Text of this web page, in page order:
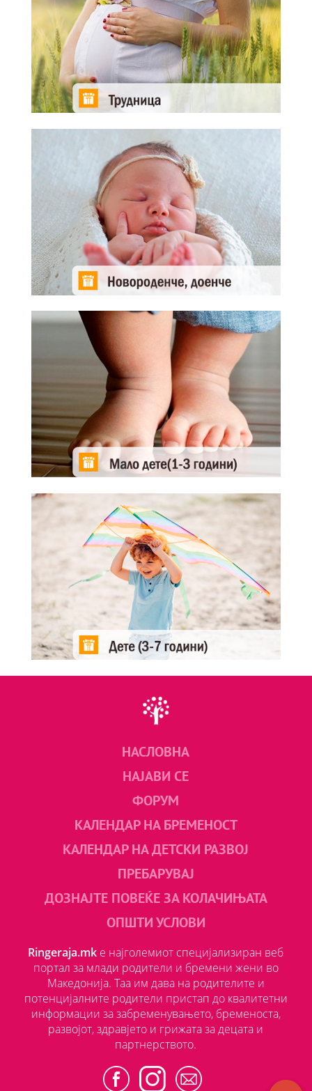
НАСЛОВНА
НАЈАВИ СЕ
ФОРУМ
КАЛЕНДАР НА БРЕМЕНОСТ
КАЛЕНДАР НА ДЕТСКИ РАЗВОЈ
ПРЕБАРУВАЈ
ДОЗНАЈТЕ ПОВЕЌЕ ЗА КОЛАЧИЊАТА
ОПШТИ УСЛОВИ
Ringeraja.mk е најголемиот специјализиран веб
портал за млади родители и бремени жени во
Македонија. Таа им дава на родителите и
потенцијалните родители пристап до квалитетни
информации за забременувањето, бременоста,
развојот, здравјето и грижата за децата и
партнерството.